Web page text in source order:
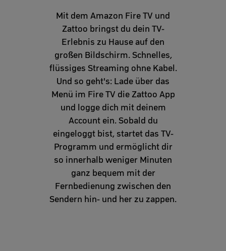
Mit dem Amazon Fire TV und
Zattoo bringst du dein TV-
Erlebnis zu Hause auf den
großen Bildschirm. Schnelles,
flüssiges Streaming ohne Kabel.
Und so geht's: Lade über das
Menü im Fire TV die Zattoo App
und logge dich mit deinem
Account ein. Sobald du
eingeloggt bist, startet das TV-
Programm und ermöglicht dir
so innerhalb weniger Minuten
ganz bequem mit der
Fernbedienung zwischen den
Sendern hin- und her zu zappen.